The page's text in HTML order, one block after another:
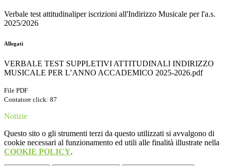
Verbale test attitudinaliper iscrizioni all'Indirizzo Musicale per l'a.s.
2025/2026
Allegati
VERBALE TEST SUPPLETIVI ATTITUDINALI INDIRIZZO
MUSICALE PER L’ANNO ACCADEMICO 2025-2026.pdf
File PDF
Contatore click: 87
Notizie
Questo sito o gli strumenti terzi da questo utilizzati si avvalgono di
cookie necessari al funzionamento ed utili alle finalità illustrate nella
COOKIE POLICY.